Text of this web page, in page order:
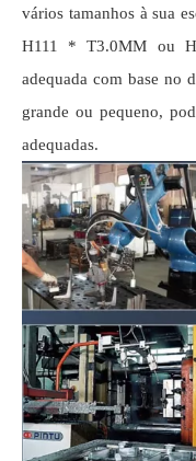
vários tamanhos à sua
H111 * T3.0MM ou
adequada com base no
grande ou pequeno,
adequadas.